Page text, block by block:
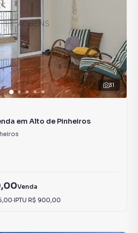
31
em Alto de Pinheiros
Venda
·IPTU R$ 900,00